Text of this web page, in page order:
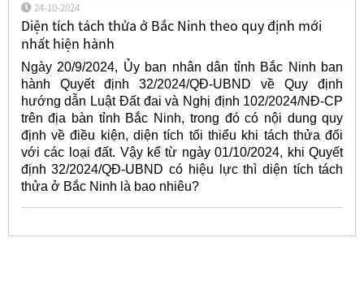
24-10-2024
Diện tích tách thửa ở Bắc Ninh theo quy định mới
nhất hiện hành
Ngày 20/9/2024, Ủy ban nhân dân tỉnh Bắc Ninh ban
hành Quyết định 32/2024/QĐ-UBND về Quy định
hướng dẫn Luật Đất đai và Nghị định 102/2024/NĐ-CP
trên địa bàn tỉnh Bắc Ninh, trong đó có nội dung quy
định về điều kiện, diện tích tối thiểu khi tách thửa đối
với các loại đất. Vậy kể từ ngày 01/10/2024, khi Quyết
định 32/2024/QĐ-UBND có hiệu lực thì diện tích tách
thửa ở Bắc Ninh là bao nhiêu?